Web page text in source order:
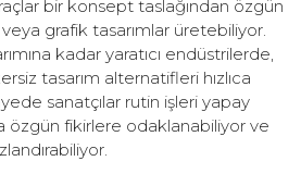
bir konsept taslağından özgün
grafik tasarımlar üretebiliyor.
kadar yaratıcı endüstrilerde,
tasarım alternatifleri hızlıca
sanatçılar rutin işleri yapay
özgün fikirlere odaklanabiliyor ve